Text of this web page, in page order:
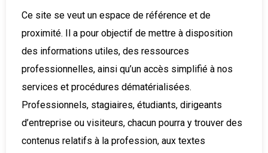
Ce site se veut un espace de référence et de
proximité. Il a pour objectif de mettre à disposition
des informations utiles, des ressources
professionnelles, ainsi qu’un accès simplifié à nos
services et procédures dématérialisées.
Professionnels, stagiaires, étudiants, dirigeants
d’entreprise ou visiteurs, chacun pourra y trouver des
contenus relatifs à la profession, aux textes